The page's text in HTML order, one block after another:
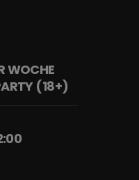
WOCHE
(18+)